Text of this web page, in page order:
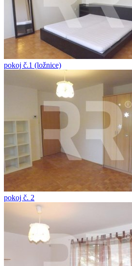
pokoj č.1 (ložnice)
pokoj č. 2